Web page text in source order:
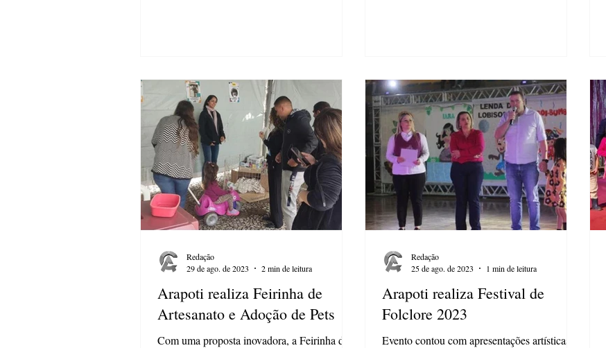
Arapoti realiza Feirinha de
Artesanato e Adoção de Pets
Com uma proposta inovadora, a Feirinha de
Redação
29 de ago. de 2023
2 min de leitura
Arapoti realiza Festival de
Folclore 2023
Evento contou com apresentações artísticas
Redação
25 de ago. de 2023
1 min de leitura